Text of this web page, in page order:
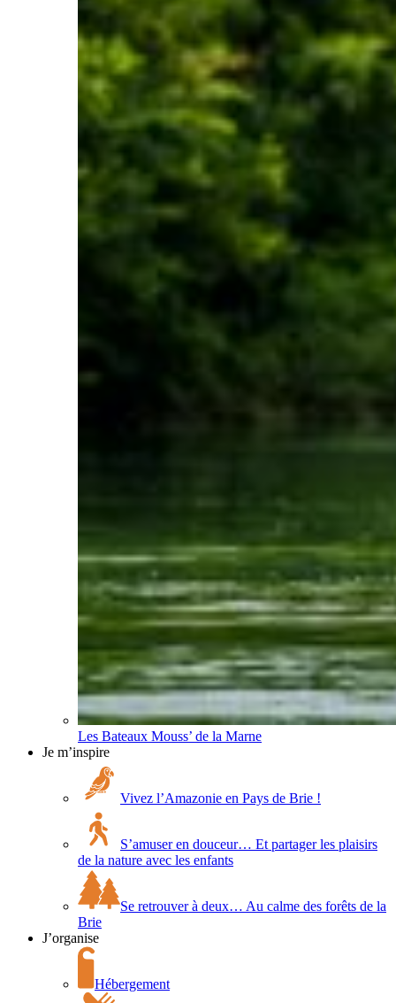
Les Bateaux Mouss’ de la Marne
Je m’inspire
Vivez l’Amazonie en Pays de Brie !
S’amuser en douceur… Et partager les plaisirs
de la nature avec les enfants
Se retrouver à deux… Au calme des forêts de la
Brie
J’organise
Hébergement